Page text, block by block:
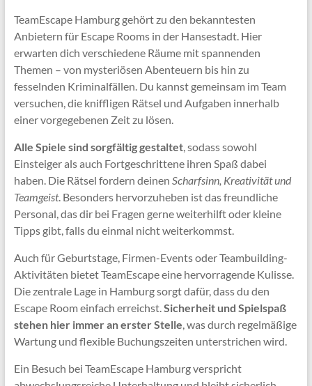
TeamEscape Hamburg gehört zu den bekanntesten
Anbietern für Escape Rooms in der Hansestadt. Hier
erwarten dich verschiedene Räume mit spannenden
Themen – von mysteriösen Abenteuern bis hin zu
fesselnden Kriminalfällen. Du kannst gemeinsam im Team
versuchen, die kniffligen Rätsel und Aufgaben innerhalb
einer vorgegebenen Zeit zu lösen.
Alle Spiele sind sorgfältig gestaltet, sodass sowohl
Einsteiger als auch Fortgeschrittene ihren Spaß dabei
haben. Die Rätsel fordern deinen Scharfsinn, Kreativität und
Teamgeist. Besonders hervorzuheben ist das freundliche
Personal, das dir bei Fragen gerne weiterhilft oder kleine
Tipps gibt, falls du einmal nicht weiterkommst.
Auch für Geburtstage, Firmen-Events oder Teambuilding-
Aktivitäten bietet TeamEscape eine hervorragende Kulisse.
Die zentrale Lage in Hamburg sorgt dafür, dass du den
Escape Room einfach erreichst. Sicherheit und Spielspaß
stehen hier immer an erster Stelle , was durch regelmäßige
Wartung und flexible Buchungszeiten unterstrichen wird.
Ein Besuch bei TeamEscape Hamburg verspricht